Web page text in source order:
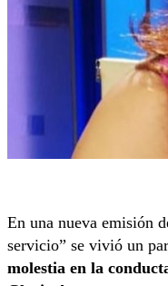
En una nueva emisión
servicio” se vivió un
molestia en la